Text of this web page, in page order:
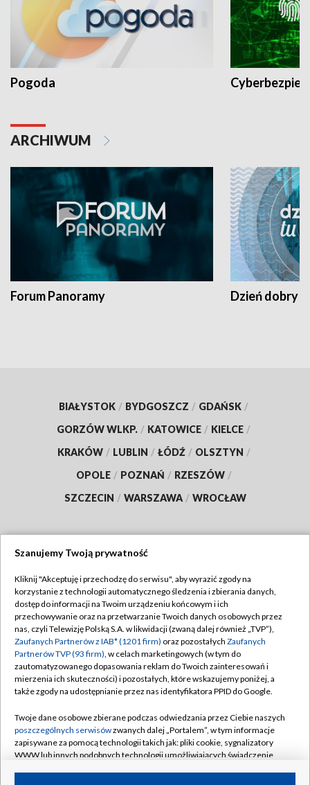
Pogoda
ARCHIWUM
Forum Panoramy Dzień dobry
BIAŁYSTOK / BYDGOSZCZ / GDAŃSK /
GORZÓW WLKP. / KATOWICE / KIELCE /
KRAKÓW / LUBLIN / ŁÓDŹ / OLSZTYN /
OPOLE / POZNAŃ / RZESZÓW /
SZCZECIN / WARSZAWA / WROCŁAW
TVP
Abonament TVP
Emisja w TVP
Centrum informacji TVP
Naziemna Telewizja Cyfrowa
Rada Programowa
System NOS
Informacje o nadawcy
Regulamin TVP
Polityka prywatności
Moje zgody
Pomoc
Kontakt
Kanały
Szanujemy Twoją prywatność
Kliknij "Akceptuję i przechodzę do serwisu", aby wyrazić zgody na
korzystanie z technologii automatycznego śledzenia i zbierania danych,
dostęp do informacji na Twoim urządzeniu końcowym i ich
przechowywanie oraz na przetwarzanie Twoich danych osobowych przez
nas, czyli Telewizję Polską S.A. w likwidacji (zwaną dalej również „TVP”),
Zaufanych Partnerów z IAB* (1201 firm) oraz pozostałych Zaufanych
Partnerów TVP (93 firm), w celach marketingowych (w tym do
zautomatyzowanego dopasowania reklam do Twoich zainteresowań i
mierzenia ich skuteczności) i pozostałych, które wskazujemy poniżej, a
także zgody na udostępnianie przez nas identyfikatora PPID do Google.
Twoje dane osobowe zbierane podczas odwiedzania przez Ciebie naszych
poszczególnych serwisówzwanych dalej „Portalem”, w tym informacje
zapisywane za pomocą technologii takich jak: pliki cookie, sygnalizatory
WWW lub innych podobnych technologii umożliwiających świadczenie